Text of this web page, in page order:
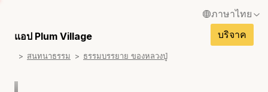
ภาษาไทย
English / อังกฤษ
Français / ฝรั่งเศส
แอป Plum Village บริจาค
สนทนาธรรม ธรรมบรรยาย ของหลวงปู่